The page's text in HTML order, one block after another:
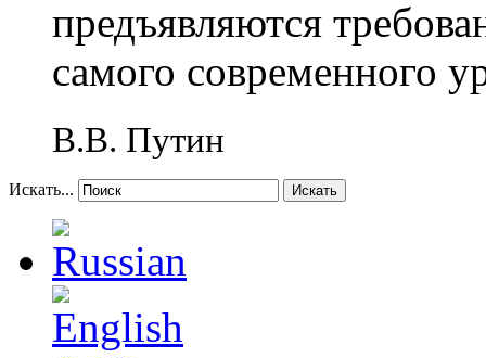
предъявляются
самого современного
В.В. Путин
Искать... Искать